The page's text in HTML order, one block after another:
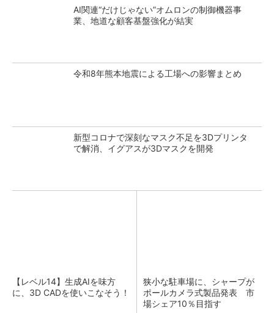
AI関連“だけじゃない”オムロンの制御機器事
業、地道な顧客基盤強化が結実
令和8年熊本地震による工場への影響まとめ
新型コロナで深刻なマスク不足を3Dプリンタ
で解消、イグアスが3Dマスクを開発
【レベル14】生成AIを味方
に、3D CADを使いこなそう！
狭小な駐車場に、シャープが
ポールカメラ式製品発表 市
場シェア10％目指す